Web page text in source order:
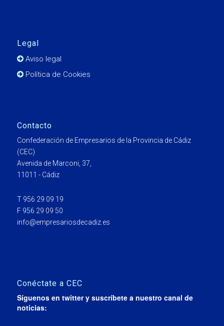
Legal
Aviso legal
Política de Cookies
Contacto
Confederación de Empresarios de la Provincia de Cádiz
(CEC)
Avenida de Marconi, 37,
11011 - Cádiz
T 956 29 09 19
F 956 29 09 50
info@empresariosdecadiz.es
Conéctate a CEC
Síguenos en twitter y suscríbete a nuestro canal de
noticias: